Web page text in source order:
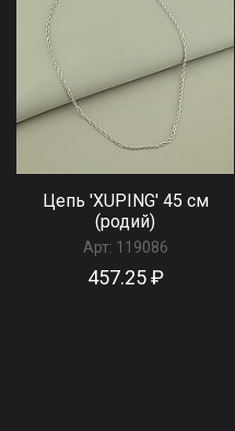
Цепь 'XUPING' 45 см
(родий)
Арт: 119086
457.25 ₽